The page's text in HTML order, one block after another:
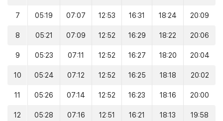
7 05:19 07:07 12:53 16:31 18:24 20:09
8 05:21 07:09 12:52 16:29 18:22 20:06
9 05:23 07:11 12:52 16:27 18:20 20:04
10 05:24 07:12 12:52 16:25 18:18 20:02
11 05:26 07:14 12:52 16:23 18:16 20:00
12 05:28 07:16 12:51 16:21 18:13 19:58